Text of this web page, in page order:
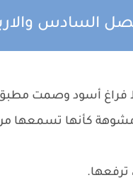
السادس
فراغ أسود وصمت
كأنها تسمعها
ترفعها.